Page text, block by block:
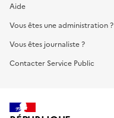
Aide
Vous êtes une administration ?
Vous êtes journaliste ?
Contacter Service Public